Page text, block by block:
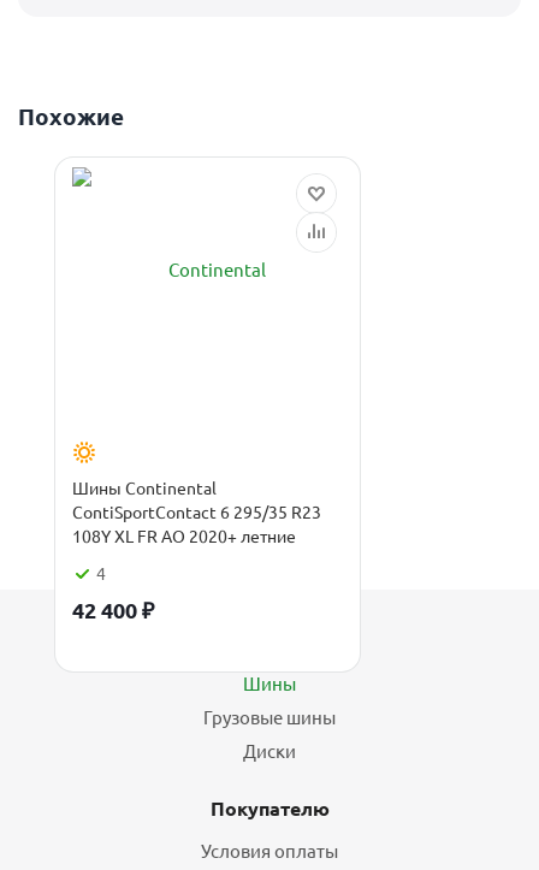
Похожие
Шины Continental
ContiSportContact 6 295/35 R23
108Y XL FR AO 2020+ летние
4
42 400₽
Шины
Грузовые шины
Диски
Покупателю
Условия оплаты